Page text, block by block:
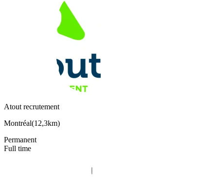
Atout recrutement
Montréal(12,3km)
Permanent
Full time